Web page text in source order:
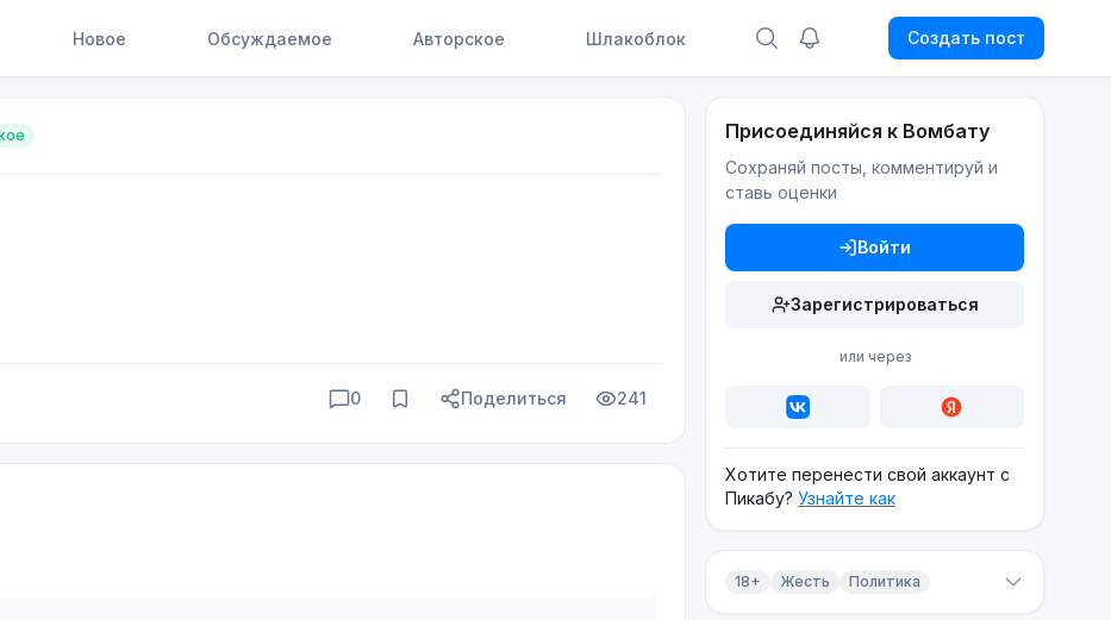
Новое Обсуждаемое Авторское Шлакоблок Создать пост
0 Поделиться 241
Присоединяйся к Вомбату
Сохраняй посты, комментируй и
ставь оценки
Войти
Зарегистрироваться
или через
Хотите перенести свой аккаунт с
Пикабу? Узнайте как
18+ Жесть Политика